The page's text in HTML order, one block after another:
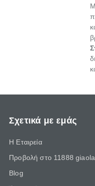
Σχετικά με εμάς
Η Εταιρεία
Προβολή στο 11888 giaola
Blog